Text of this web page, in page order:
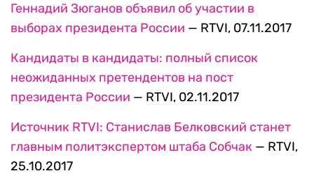
Геннадий Зюганов объявил об участии в
выборах президента России — RTVI, 07.11.2017
Кандидаты в кандидаты: полный список
неожиданных претендентов на пост
президента России — RTVI, 02.11.2017
Источник RTVI: Станислав Белковский станет
главным политэкспертом штаба Собчак — RTVI,
25.10.2017